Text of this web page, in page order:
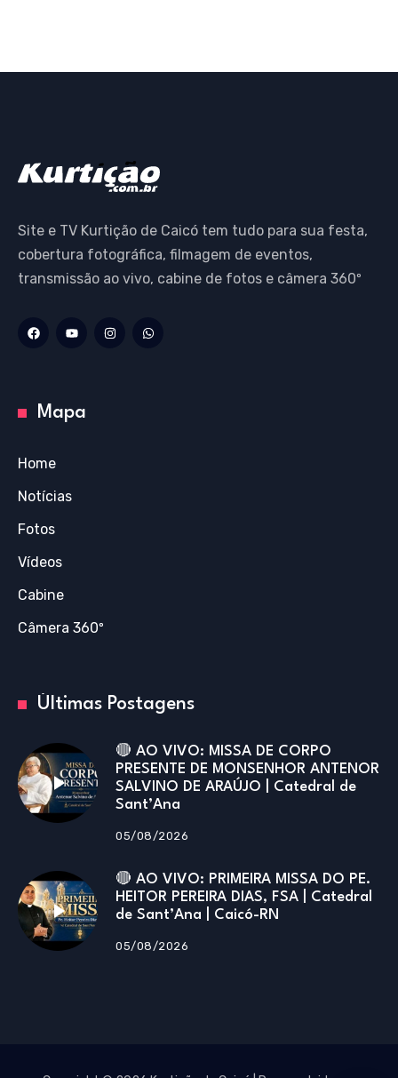
Site e TV Kurtição de Caicó tem tudo para sua festa,
cobertura fotográfica, filmagem de eventos,
transmissão ao vivo, cabine de fotos e câmera 360º
Mapa
Home
Notícias
Fotos
Vídeos
Cabine
Câmera 360º
Últimas Postagens
🔴 AO VIVO: MISSA DE CORPO
PRESENTE DE MONSENHOR ANTENOR
SALVINO DE ARAÚJO | Catedral de
Sant’Ana
05/08/2026
🔴 AO VIVO: PRIMEIRA MISSA DO PE.
HEITOR PEREIRA DIAS, FSA | Catedral
de Sant’Ana | Caicó-RN
05/08/2026